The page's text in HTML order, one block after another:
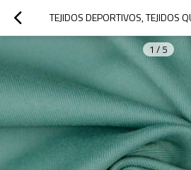
1 / 5